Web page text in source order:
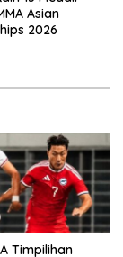
Asian
2026
Timpilihan